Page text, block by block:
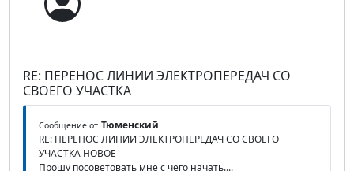
RE: ПЕРЕНОС ЛИНИИ ЭЛЕКТРОПЕРЕДАЧ СО
СВОЕГО УЧАСТКА
Сообщение от Тюменский
RE: ПЕРЕНОС ЛИНИИ ЭЛЕКТРОПЕРЕДАЧ СО СВОЕГО
УЧАСТКА НОВОЕ
Прошу посоветовать мне с чего начать....